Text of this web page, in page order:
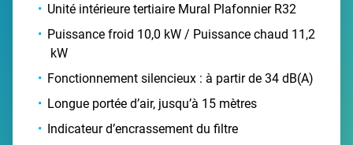
Unité intérieure tertiaire Mural Plafonnier R32
Puissance froid 10,0 kW / Puissance chaud 11,2
kW
Fonctionnement silencieux : à partir de 34 dB(A)
Longue portée d’air, jusqu’à 15 mètres
Indicateur d’encrassement du filtre